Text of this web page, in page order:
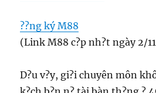
??ng ký M88
(Link M88 c?p nh?t ngày 2/
D?u v?y, gi?i chuyên môn